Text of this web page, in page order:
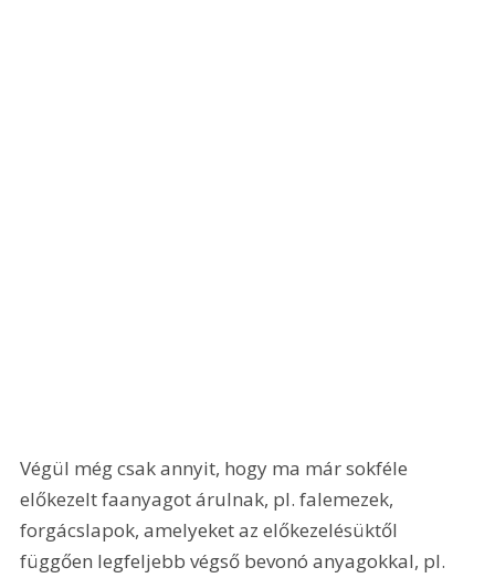
Végül még csak annyit, hogy ma már sokféle
előkezelt faanyagot árulnak, pl. falemezek,
forgácslapok, amelyeket az előkezelésüktől
függően legfeljebb végső bevonó anyagokkal, pl.